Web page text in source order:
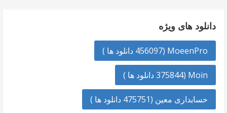
دانلود های ویژه
MoeenPro (456097 دانلود ها )
Moin (375844 دانلود ها )
حسابداری معین (475751 دانلود ها )